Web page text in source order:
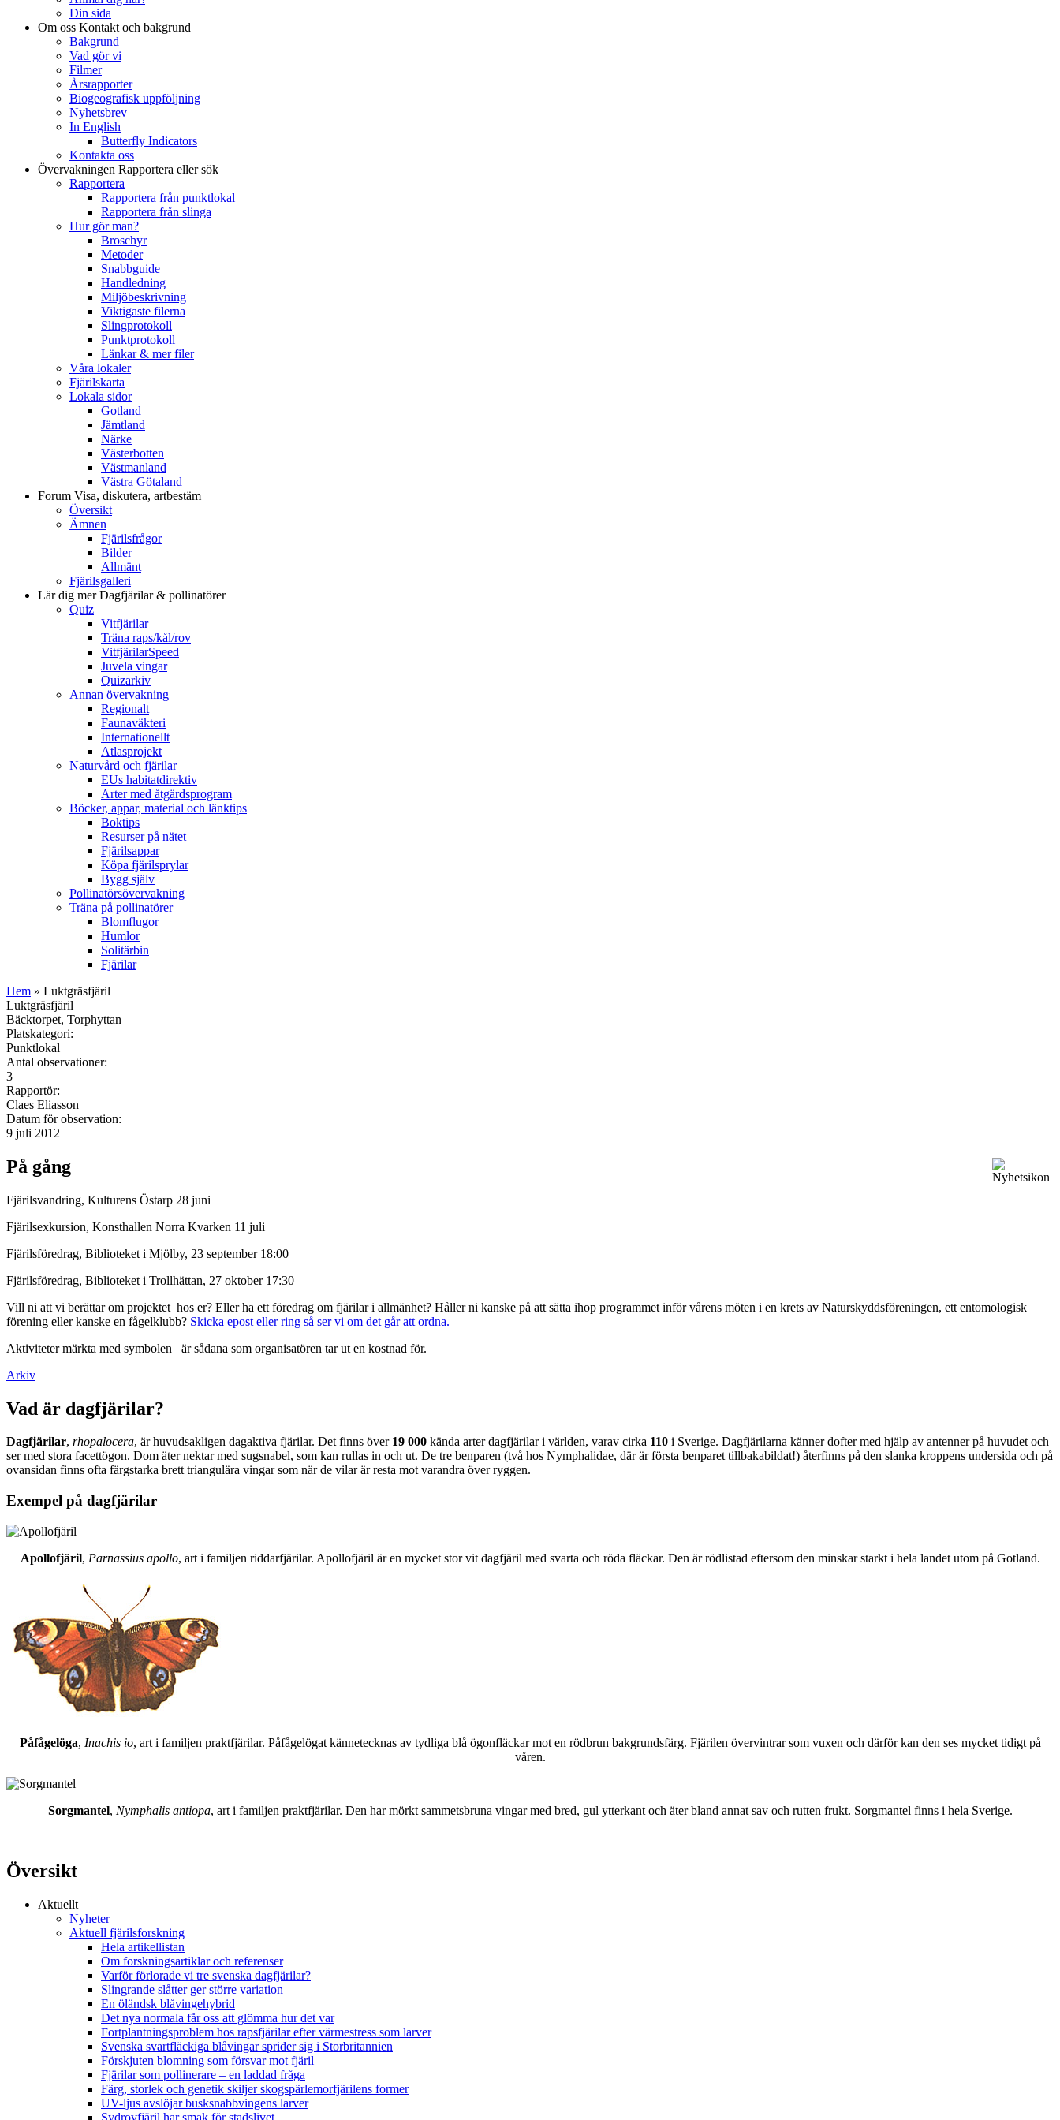
Din sida
Om oss Kontakt och bakgrund
Bakgrund
Vad gör vi
Filmer
Årsrapporter
Biogeografisk uppföljning
Nyhetsbrev
In English
Butterfly Indicators
Kontakta oss
Övervakningen Rapportera eller sök
Rapportera
Rapportera från punktlokal
Rapportera från slinga
Hur gör man?
Broschyr
Metoder
Snabbguide
Handledning
Miljöbeskrivning
Viktigaste filerna
Slingprotokoll
Punktprotokoll
Länkar & mer filer
Våra lokaler
Fjärilskarta
Lokala sidor
Gotland
Jämtland
Närke
Västerbotten
Västmanland
Västra Götaland
Forum Visa, diskutera, artbestäm
Översikt
Ämnen
Fjärilsfrågor
Bilder
Allmänt
Fjärilsgalleri
Lär dig merDagfjärilar & pollinatörer
Quiz
Vitfjärilar
Träna raps/kål/rov
VitfjärilarSpeed
Juvela vingar
Quizarkiv
Annan övervakning
Regionalt
Faunaväkteri
Internationellt
Atlasprojekt
Naturvård och fjärilar
EUs habitatdirektiv
Arter med åtgärdsprogram
Böcker, appar, material och länktips
Boktips
Resurser på nätet
Fjärilsappar
Köpa fjärilsprylar
Bygg själv
Pollinatörsövervakning
Träna på pollinatörer
Blomflugor
Humlor
Solitärbin
Fjärilar
Hem » Luktgräsfjäril
Luktgräsfjäril
Bäcktorpet, Torphyttan
Platskategori:
Punktlokal
Antal observationer:
3
Rapportör:
Claes Eliasson
Datum för observation:
9 juli 2012
På gång
Fjärilsvandring, Kulturens Östarp 28 juni
Fjärilsexkursion, Konsthallen Norra Kvarken 11 juli
Fjärilsföredrag, Biblioteket i Mjölby, 23 september 18:00
Fjärilsföredrag, Biblioteket i Trollhättan, 27 oktober 17:30
Vill ni att vi berättar om projektet hos er? Eller ha ett föredrag om fjärilar i allmänhet? Håller ni kanske på att sätta ihop programmet inför vårens möten i en krets av Naturskyddsföreningen, ett entomologisk
förening eller kanske en fågelklubb? Skicka epost eller ring så ser vi om det går att ordna.
Aktiviteter märkta med symbolen
är sådana som organisatören tar ut en kostnad för.
Arkiv
Vad är dagfjärilar?
Dagfjärilar, rhopalocera, är huvudsakligen dagaktiva fjärilar. Det finns över 19 000 kända arter dagfjärilar i världen, varav cirka 110 i Sverige. Dagfjärilarna känner dofter med hjälp av antenner på huvudet och
ser med stora facettögon. Dom äter nektar med sugsnabel, som kan rullas in och ut. De tre benparen (två hos Nymphalidae, där är första benparet tillbakabildat!) återfinns på den slanka kroppens undersida och på
ovansidan finns ofta färgstarka brett triangulära vingar som när de vilar är resta mot varandra över ryggen.
Exempel på dagfjärilar
Apollofjäril, Parnassius apollo, art i familjen riddarfjärilar. Apollofjäril är en mycket stor vit dagfjäril med svarta och röda fläckar. Den är rödlistad eftersom den minskar starkt i hela landet utom på Gotland.
Påfågelöga, Inachis io, art i familjen praktfjärilar. Påfågelögat kännetecknas av tydliga blå ögonfläckar mot en rödbrun bakgrundsfärg. Fjärilen övervintrar som vuxen och därför kan den ses mycket tidigt på
våren.
Sorgmantel, Nymphalis antiopa, art i familjen praktfjärilar. Den har mörkt sammetsbruna vingar med bred, gul ytterkant och äter bland annat sav och rutten frukt. Sorgmantel finns i hela Sverige.
Översikt
Aktuellt
Nyheter
Aktuell fjärilsforskning
Hela artikellistan
Om forskningsartiklar och referenser
Varför förlorade vi tre svenska dagfjärilar?
Slingrande slåtter ger större variation
En öländsk blåvingehybrid
Det nya normala får oss att glömma hur det var
Fortplantningsproblem hos rapsfjärilar efter värmestress som larver
Svenska svartfläckiga blåvingar sprider sig i Storbritannien
Förskjuten blomning som försvar mot fjäril
Fjärilar som pollinerare – en laddad fråga
Färg, storlek och genetik skiljer skogspärlemorfjärilens former
UV-ljus avslöjar busksnabbvingens larver
Sydrovfjäril har smak för stadslivet